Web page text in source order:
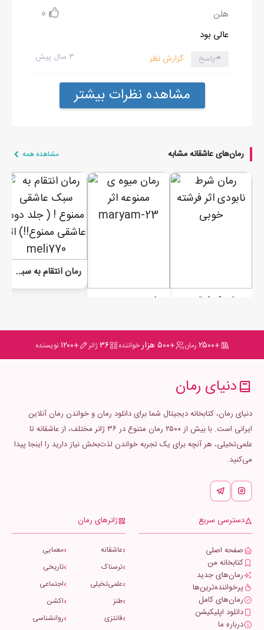
هلن 0
عالی بود
۳ سال پیش پاسخ گزارش نظر
مشاهده نظرات بیشتر
رمان‌های عاشقانه مشابه مشاهده همه
رمان شرط نابودی
رمان انتقام به سبک عاشقی ممنوع ! ( جلد دوم عاشقی ممنوع!!)
+۲۵۰۰ رمان +۵۰۰ هزار خواننده ۳۶ژانر +۱۲۰۰ نویسنده
دنیای رمان
دنیای رمان، کتابخانه دیجیتال شما برای دانلود رمان و خواندن رمان آنلاین
ایرانی است. با بیش از ۲۵۰۰ رمان متنوع در ۳۶ ژانر مختلف، از عاشقانه تا
علمی‌تخیلی، هر آنچه برای یک تجربه خواندن لذت‌بخش نیاز دارید را اینجا پیدا
می‌کنید.
دسترسی سریع
صفحه اصلی
کتابخانه من
رمان‌های جدید
پرخواننده‌ترین‌ها
رمان‌های کامل
دانلود اپلیکیشن
درباره ما
ژانرهای رمان
عاشقانه
معمایی
ترسناک
تاریخی
علمی‌تخیلی
اجتماعی
طنز
اکشن
فانتزی
روانشناسی